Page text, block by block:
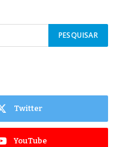
Twitter
YouTube